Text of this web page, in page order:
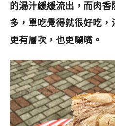
的湯汁緩緩流出，而肉
多，單吃覺得就很好吃
更有層次，也更唰嘴。